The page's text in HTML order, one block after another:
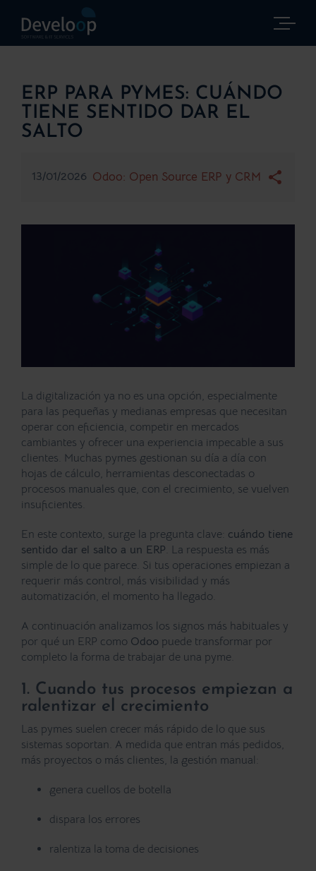
ERP PARA PYMES: CUÁNDO
TIENE SENTIDO DAR EL
SALTO
13/01/2026 Odoo: Open Source ERP y CRM
La digitalización ya no es una opción, especialmente
para las pequeñas y medianas empresas que necesitan
operar con eficiencia, competir en mercados
cambiantes y ofrecer una experiencia impecable a sus
clientes. Muchas pymes gestionan su día a día con
hojas de cálculo, herramientas desconectadas o
procesos manuales que, con el crecimiento, se vuelven
insuficientes.
En este contexto, surge la pregunta clave: cuándo tiene
sentido dar el salto a un ERP . La respuesta es más
simple de lo que parece. Si tus operaciones empiezan a
requerir más control, más visibilidad y más
automatización, el momento ha llegado.
A continuación analizamos los signos más habituales y
por qué un ERP como Odoo puede transformar por
completo la forma de trabajar de una pyme.
1. Cuando tus procesos empiezan a
ralentizar el crecimiento
Las pymes suelen crecer más rápido de lo que sus
sistemas soportan. A medida que entran más pedidos,
más proyectos o más clientes, la gestión manual:
genera cuellos de botella
dispara los errores
ralentiza la toma de decisiones